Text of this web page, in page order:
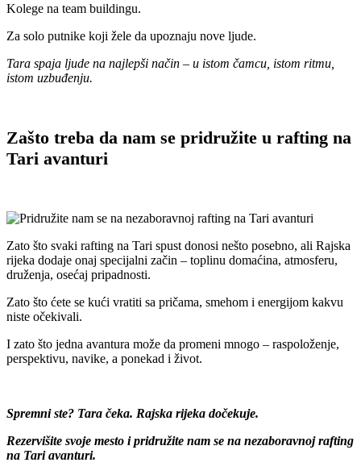
Kolege na team buildingu.
Za solo putnike koji žele da upoznaju nove ljude.
Tara spaja ljude na najlepši način – u istom čamcu, istom ritmu,
istom uzbuđenju.
Zašto treba da nam se pridružite u rafting na
Tari avanturi
Zato što svaki rafting na Tari spust donosi nešto posebno, ali Rajska
rijeka dodaje onaj specijalni začin – toplinu domaćina, atmosferu,
druženja, osećaj pripadnosti.
Zato što ćete se kući vratiti sa pričama, smehom i energijom kakvu
niste očekivali.
I zato što jedna avantura može da promeni mnogo – raspoloženje,
perspektivu, navike, a ponekad i život.
Spremni ste? Tara čeka. Rajska rijeka dočekuje.
Rezervišite svoje mesto i pridružite nam se na nezaboravnoj rafting
na Tari avanturi.